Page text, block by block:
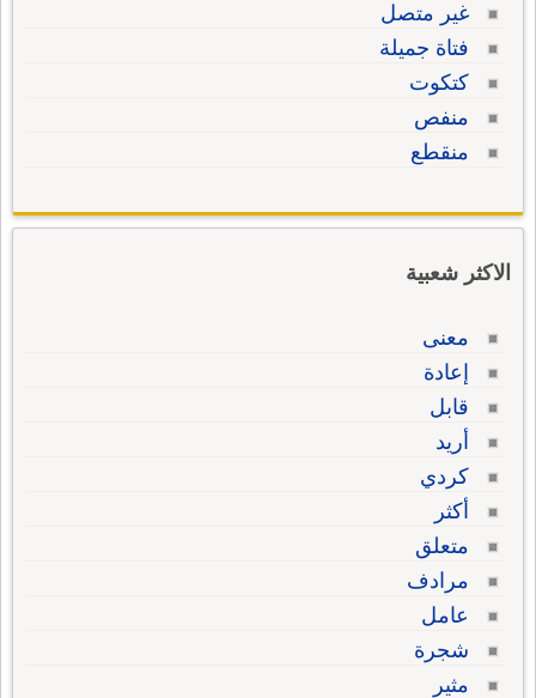
غير متصل
فتاة جميلة
كتكوت
منفص
منقطع
الاكثر شعبية
معنى
إعادة
قابل
أريد
كردي
أكثر
متعلق
مرادف
عامل
شجرة
مثير